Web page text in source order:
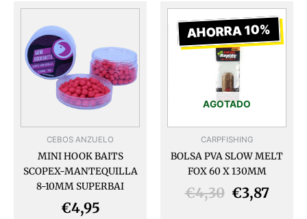
CEBOS ANZUELO
MINI HOOK BAITS
SCOPEX-MANTEQUILLA
8-10MM SUPERBAI
€4,95
AHORRA 10%
AGOTADO
CARPFISHING
BOLSA PVA SLOW MELT
FOX 60 X 130MM
€4,30
El
precio
original
era:
€4,30.
€3,87
El